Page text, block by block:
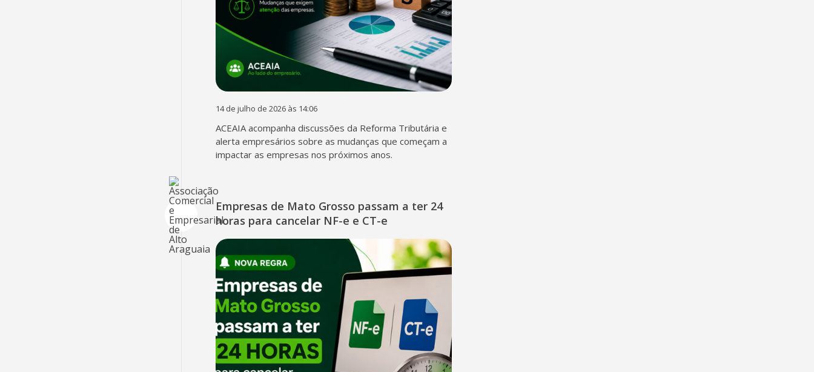
14 de julho de 2026 às 14:06
ACEAIA acompanha discussões da Reforma Tributária e
alerta empresários sobre as mudanças que começam a
impactar as empresas nos próximos anos.
Empresas de Mato Grosso passam a ter 24
horas para cancelar NF-e e CT-e